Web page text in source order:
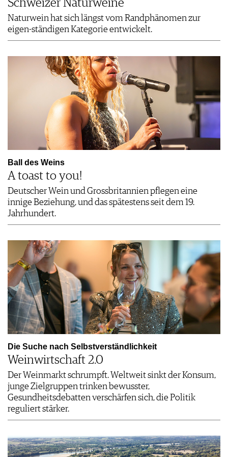
Tegerfelden, CH
Rebgötti Event
Zurich, CH
WSET 3 –
English/Bilingue Fr…
Tegerfelden, CH
05.09.2026
Rebgötti Event
Aargau, CH
05.09.2026
Aargauer Genuss-Gala
und Win…
Schloss Graf…, AT
07.09 - 10.09.2026
ÖTW Single Vineyard
Summit 2…
09.09.2026
Rioja Degustation:
Zürich, CH
10.09.2026
GRAUBÜNDEN ×
TESSIN
Thun, CH
10.09.2026
Schaumweindegustation
im Che…
Bassersdorf, CH
10.09.2026
Degustation & Flying
Luzern, CH
11.09 - 13.09.2026
WINE DATE Luzern
Trausdorf an…, AT
11.09 - 12.09.2026
20 Years-Party:
Regensdorf, CH
11.09 - 12.09.2026
Schweizer Naturweine
Naturwein hat sich längst vom Randphänomen zur
eigen-ständigen Kategorie entwickelt.
Ball des Weins
A toast to you!
Deutscher Wein und Grossbritannien pflegen eine
innige Beziehung, und das spätestens seit dem 19.
Jahrhundert.
Die Suche nach Selbstverständlichkeit
Weinwirtschaft 2.0
Der Weinmarkt schrumpft. Weltweit sinkt der Konsum,
junge Zielgruppen trinken bewusster,
Gesundheitsdebatten verschärfen sich, die Politik
reguliert stärker.